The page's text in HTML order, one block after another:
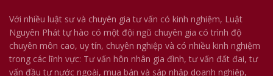
Với nhiều luật sư và chuyên gia tư vấn có kinh nghiệm, Luật
Nguyên Phát tự hào có một đội ngũ chuyên gia có trình độ
chuyên môn cao, uy tín, chuyên nghiệp và có nhiều kinh nghiệm
trong các lĩnh vực: Tư vấn hôn nhân gia đình, tư vấn đất đai, tư
vấn đầu tư nước ngoài, mua bán và sáp nhập doanh nghiệp,